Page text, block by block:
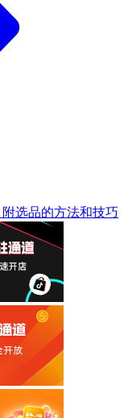
选品的方法和技巧